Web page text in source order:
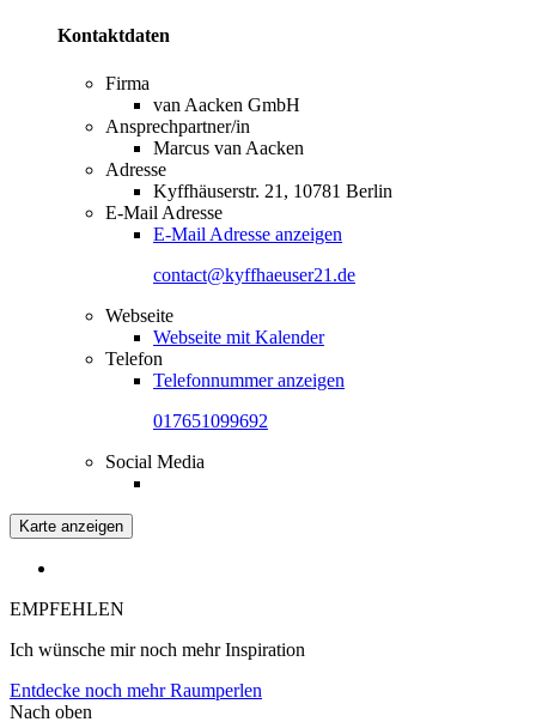
Kontaktdaten
Firma
van Aacken GmbH
Ansprechpartner/in
Marcus van Aacken
Adresse
Kyffhäuserstr. 21, 10781 Berlin
E-Mail Adresse
E-Mail Adresse anzeigen
contact@kyffhaeuser21.de
Webseite
Webseite mit Kalender
Telefon
Telefonnummer anzeigen
017651099692
Social Media
Karte anzeigen
EMPFEHLEN
Ich wünsche mir noch mehr Inspiration
Entdecke noch mehr Raumperlen
Nach oben